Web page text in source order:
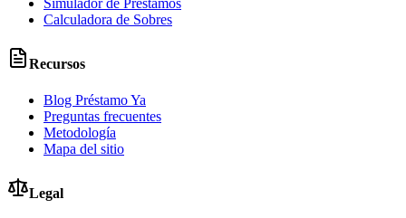
Simulador de Préstamos
Calculadora de Sobres
Recursos
Blog Préstamo Ya
Preguntas frecuentes
Metodología
Mapa del sitio
Legal